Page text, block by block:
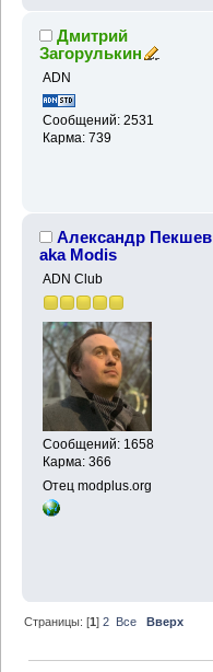
Дмитрий
Загорулькин
ADN
Сообщений: 2531
Карма: 739
Александр Пекшев
aka Modis
ADN Club
Сообщений: 1658
Карма: 366
Отец modplus.org
Страницы: [1]2 Все Вверх